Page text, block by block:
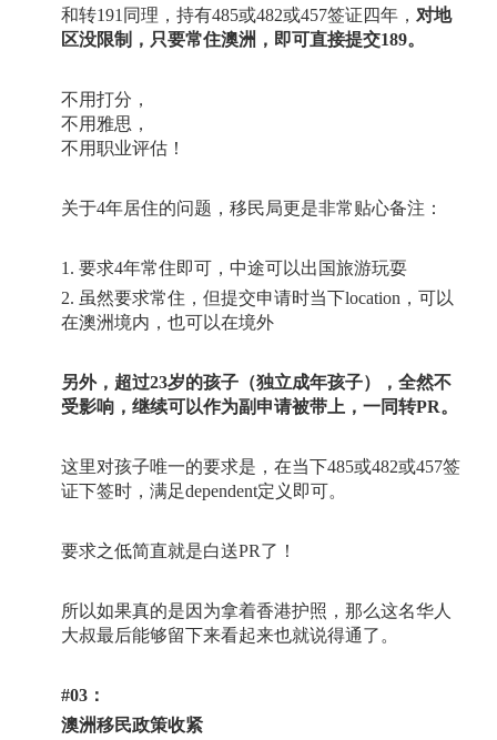
和转191 同理，持有485或482或457签证四年， 对地
区没限制，只要常住澳洲，即可直接提交189。
不用打分，
不用雅思，
不用职业评估！
关于4年居住的问题，移民局更是非常贴心备注：
1. 要求4年常住即可，中途可以出国旅游玩耍
2. 虽然要求常住，但提交申请时当下location ，可以
在澳洲境内，也可以在境外
另外，超过23岁的孩子（独立成年孩子），全然不
受影响，继续可以作为副申请被带上，一同转PR。
这里对孩子唯一的要求是，在当下485或482或457签
证下签时，满足dependent定义即可。
要求之低简直就是白送PR了！
所以如果真的是因为拿着香港护照，那么这名华人
大叔最后能够留下来看起来也就说得通了。
#03 ：
澳洲移民政策收紧